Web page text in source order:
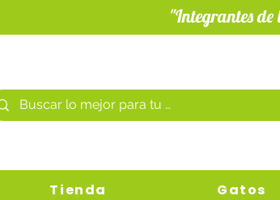
"Integrantes
Tienda Gatos